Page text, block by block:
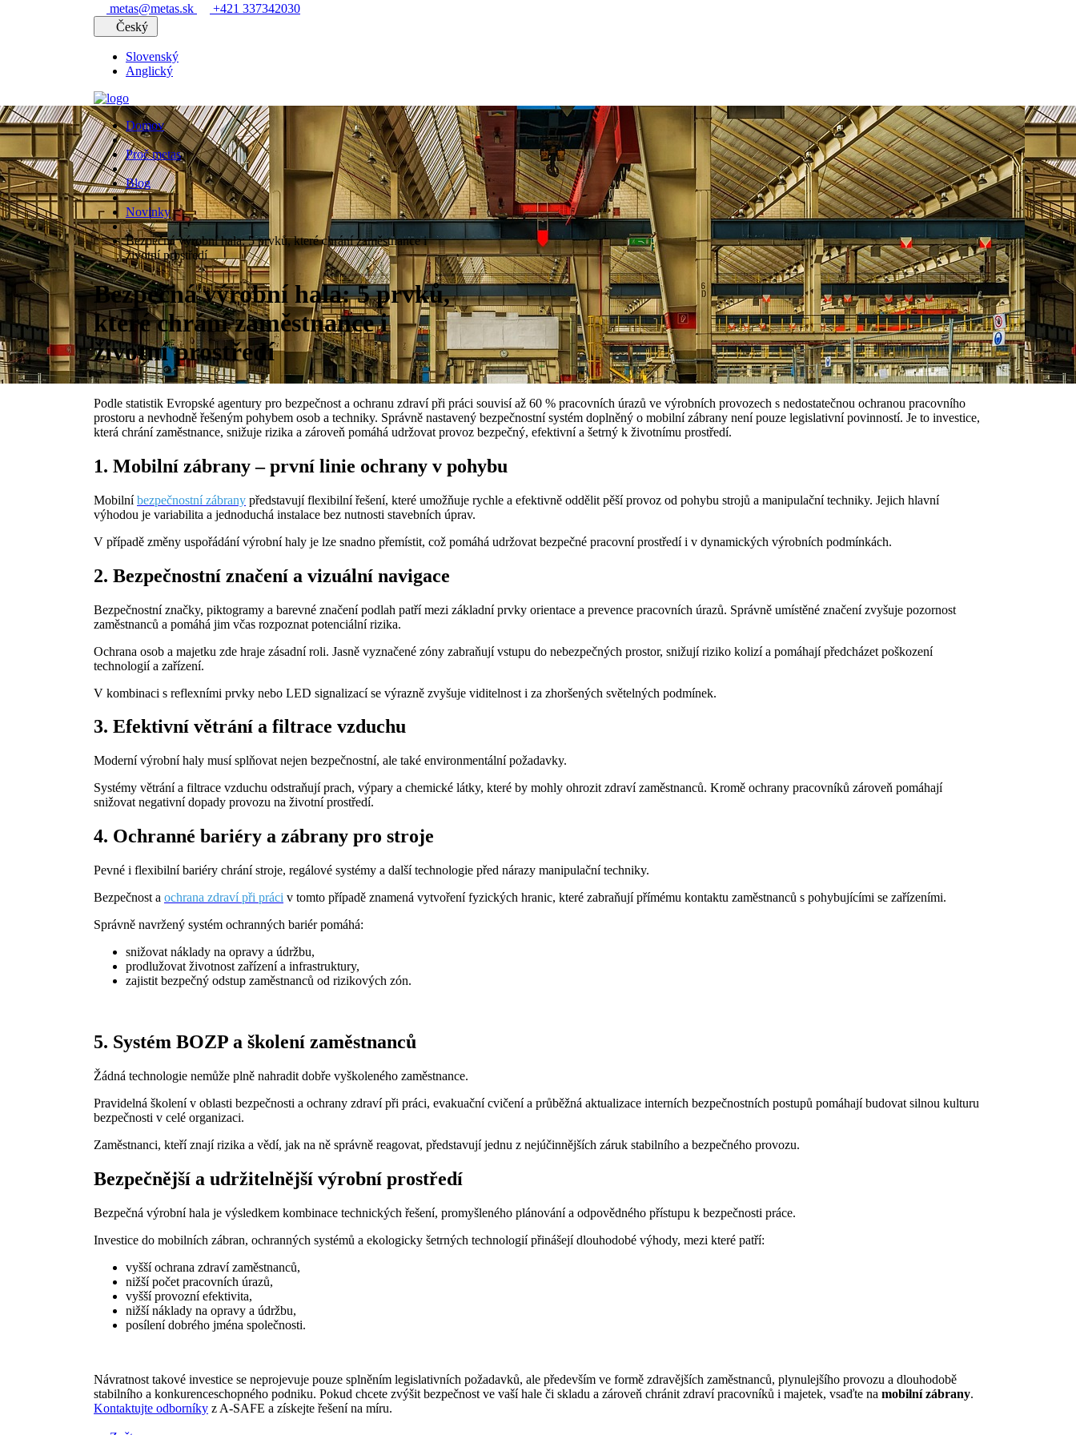
metas@metas.sk
+421 337342030
Český
Slovenský
Anglický
Domov
Proč metas
Blog
Novinky
Bezpečná výrobní hala: 5 prvků, které chrání zaměstnance i
životní prostředí
Bezpečná výrobní hala: 5 prvků,
které chrání zaměstnance i
životní prostředí
Podle statistik Evropské agentury pro bezpečnost a ochranu zdraví při práci souvisí až 60 % pracovních úrazů ve výrobních provozech s nedostatečnou ochranou pracovního
prostoru a nevhodně řešeným pohybem osob a techniky. Správně nastavený bezpečnostní systém doplněný o mobilní zábrany není pouze legislativní povinností. Je to investice,
která chrání zaměstnance, snižuje rizika a zároveň pomáhá udržovat provoz bezpečný, efektivní a šetrný k životnímu prostředí.
1. Mobilní zábrany – první linie ochrany v pohybu
Mobilníbezpečnostní zábrany představují flexibilní řešení, které umožňuje rychle a efektivně oddělit pěší provoz od pohybu strojů a manipulační techniky. Jejich hlavní
výhodou je variabilita a jednoduchá instalace bez nutnosti stavebních úprav.
V případě změny uspořádání výrobní haly je lze snadno přemístit, což pomáhá udržovat bezpečné pracovní prostředí i v dynamických výrobních podmínkách.
2. Bezpečnostní značení a vizuální navigace
Bezpečnostní značky, piktogramy a barevné značení podlah patří mezi základní prvky orientace a prevence pracovních úrazů. Správně umístěné značení zvyšuje pozornost
zaměstnanců a pomáhá jim včas rozpoznat potenciální rizika.
Ochrana osob a majetku zde hraje zásadní roli. Jasně vyznačené zóny zabraňují vstupu do nebezpečných prostor, snižují riziko kolizí a pomáhají předcházet poškození
technologií a zařízení.
V kombinaci s reflexními prvky nebo LED signalizací se výrazně zvyšuje viditelnost i za zhoršených světelných podmínek.
3. Efektivní větrání a filtrace vzduchu
Moderní výrobní haly musí splňovat nejen bezpečnostní, ale také environmentální požadavky.
Systémy větrání a filtrace vzduchu odstraňují prach, výpary a chemické látky, které by mohly ohrozit zdraví zaměstnanců. Kromě ochrany pracovníků zároveň pomáhají
snižovat negativní dopady provozu na životní prostředí.
4. Ochranné bariéry a zábrany pro stroje
Pevné i flexibilní bariéry chrání stroje, regálové systémy a další technologie před nárazy manipulační techniky.
Bezpečnost a ochrana zdraví při práci v tomto případě znamená vytvoření fyzických hranic, které zabraňují přímému kontaktu zaměstnanců s pohybujícími se zařízeními.
Správně navržený systém ochranných bariér pomáhá:
snižovat náklady na opravy a údržbu,
prodlužovat životnost zařízení a infrastruktury,
zajistit bezpečný odstup zaměstnanců od rizikových zón.
5. Systém BOZP a školení zaměstnanců
Žádná technologie nemůže plně nahradit dobře vyškoleného zaměstnance.
Pravidelná školení v oblasti bezpečnosti a ochrany zdraví při práci, evakuační cvičení a průběžná aktualizace interních bezpečnostních postupů pomáhají budovat silnou kulturu
bezpečnosti v celé organizaci.
Zaměstnanci, kteří znají rizika a vědí, jak na ně správně reagovat, představují jednu z nejúčinnějších záruk stabilního a bezpečného provozu.
Bezpečnější a udržitelnější výrobní prostředí
Bezpečná výrobní hala je výsledkem kombinace technických řešení, promyšleného plánování a odpovědného přístupu k bezpečnosti práce.
Investice do mobilních zábran, ochranných systémů a ekologicky šetrných technologií přinášejí dlouhodobé výhody, mezi které patří:
vyšší ochrana zdraví zaměstnanců,
nižší počet pracovních úrazů,
vyšší provozní efektivita,
nižší náklady na opravy a údržbu,
posílení dobrého jména společnosti.
Návratnost takové investice se neprojevuje pouze splněním legislativních požadavků, ale především ve formě zdravějších zaměstnanců, plynulejšího provozu a dlouhodobě
stabilního a konkurenceschopného podniku. Pokud chcete zvýšit bezpečnost ve vaší hale či skladu a zároveň chránit zdraví pracovníků i majetek, vsaďte na mobilní zábrany.
Kontaktujte odborníky z A-SAFE a získejte řešení na míru.